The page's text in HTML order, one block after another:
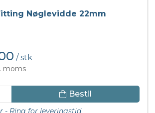
Nøglevidde 22mm
/ stk
moms
Bestil
- Ring for leveringstid